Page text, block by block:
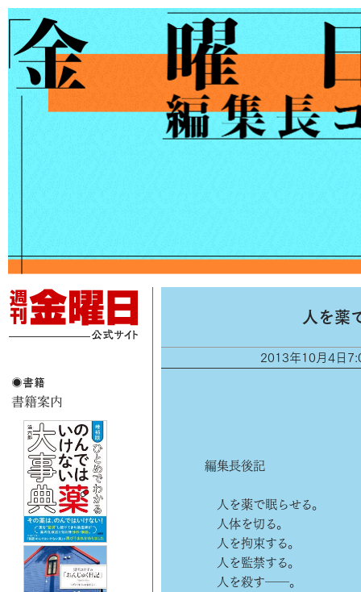
人を薬
2013年10月4日
編集長後記
人を薬で眠らせる。
人体を切る。
人を拘束する。
人を監禁する。
人を殺す――。